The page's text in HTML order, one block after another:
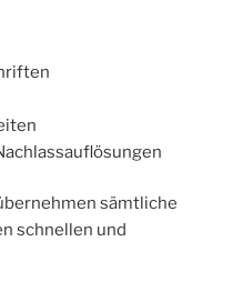
sämtliche
schnellen und